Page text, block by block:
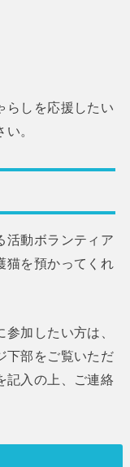
らしを応援したい
。
活動ボランティア
猫を預かってくれ
加したい方は、
下部をご覧いただ
記入の上、ご連絡